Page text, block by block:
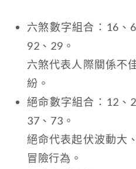
六煞數字組合：16、
92、29。
六煞代表人際關係不
紛。
絕命數字組合：12、
37、73。
絕命代表起伏波動大
冒險行為。